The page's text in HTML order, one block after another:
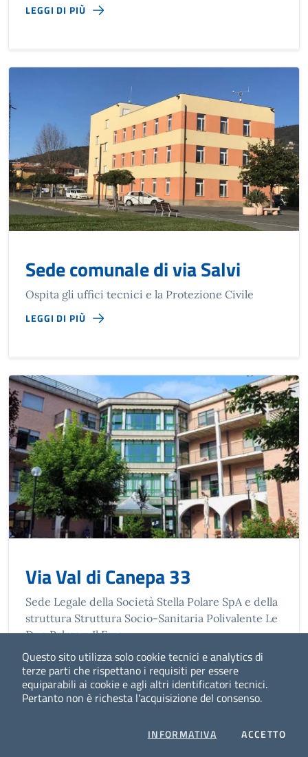
Questo sito utilizza solo cookie tecnici e analytics di
terze parti che rispettano i requisiti per essere
equiparabili ai cookie e agli altri identificatori tecnici.
Pertanto non è richesta l'acquisizione del consenso.
INFORMATIVA PRIVACYACCETTOI
LEGGI DI PIÙ
Sede comunale di via Salvi
Ospita gli uffici tecnici e la Protezione Civile
LEGGI DI PIÙ
Via Val di Canepa 33
Sede Legale della Società Stella Polare SpA e della
struttura Struttura Socio-Sanitaria Polivalente Le
Due Palme – Il Faro
LEGGI DI PIÙ